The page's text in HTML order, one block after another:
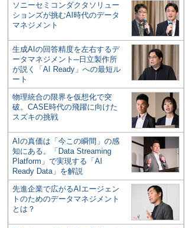
ソニーセミコンダクタソリュー
ションズが挑むAI時代のデータ
マネジメント
生成AIの回答精度を左右するデ
ータマネジメント─日立製作所
が説く「AI Ready」への最短ル
ート
物理統合の限界を仮想化で突
破。CASE時代の飛躍に向けた
スズキの挑戦
AIの真価は「今この瞬間」の感
知にある。「Data Streaming
Platform」で実現する「AI
Ready Data」を解説
先進企業で広がるAIエージェン
トのためのデータマネジメント
とは？